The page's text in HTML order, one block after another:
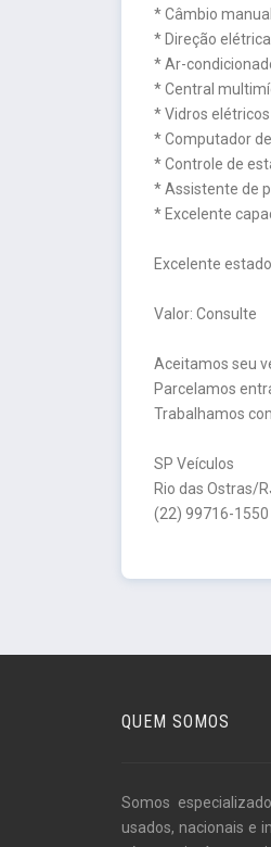
* Câmbio manual
* Direção elétrica
* Ar-
* Central
* Vidros elétricos
* Computador
* Controle de
* Assistente de
* Excelente
Excelente
Valor: Consulte
Aceitamos seu
Parcelamos
Trabalhamos
SP Veículos
Rio das Ostras/
(22) 99716-1550
QUEM SOMOS
Somos
usados, nacionais e